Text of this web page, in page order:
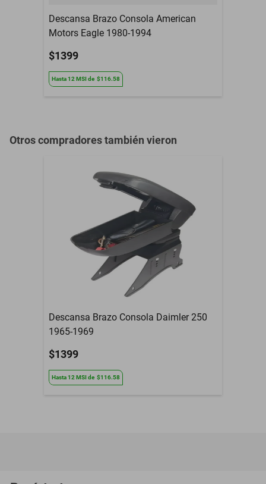
Descansa Brazo Consola American
Motors Eagle 1980-1994
$1399
Hasta12 MSIde $116.58
Otros compradores también vieron
Descansa Brazo Consola Daimler 250
1965-1969
$1399
Hasta12 MSIde $116.58